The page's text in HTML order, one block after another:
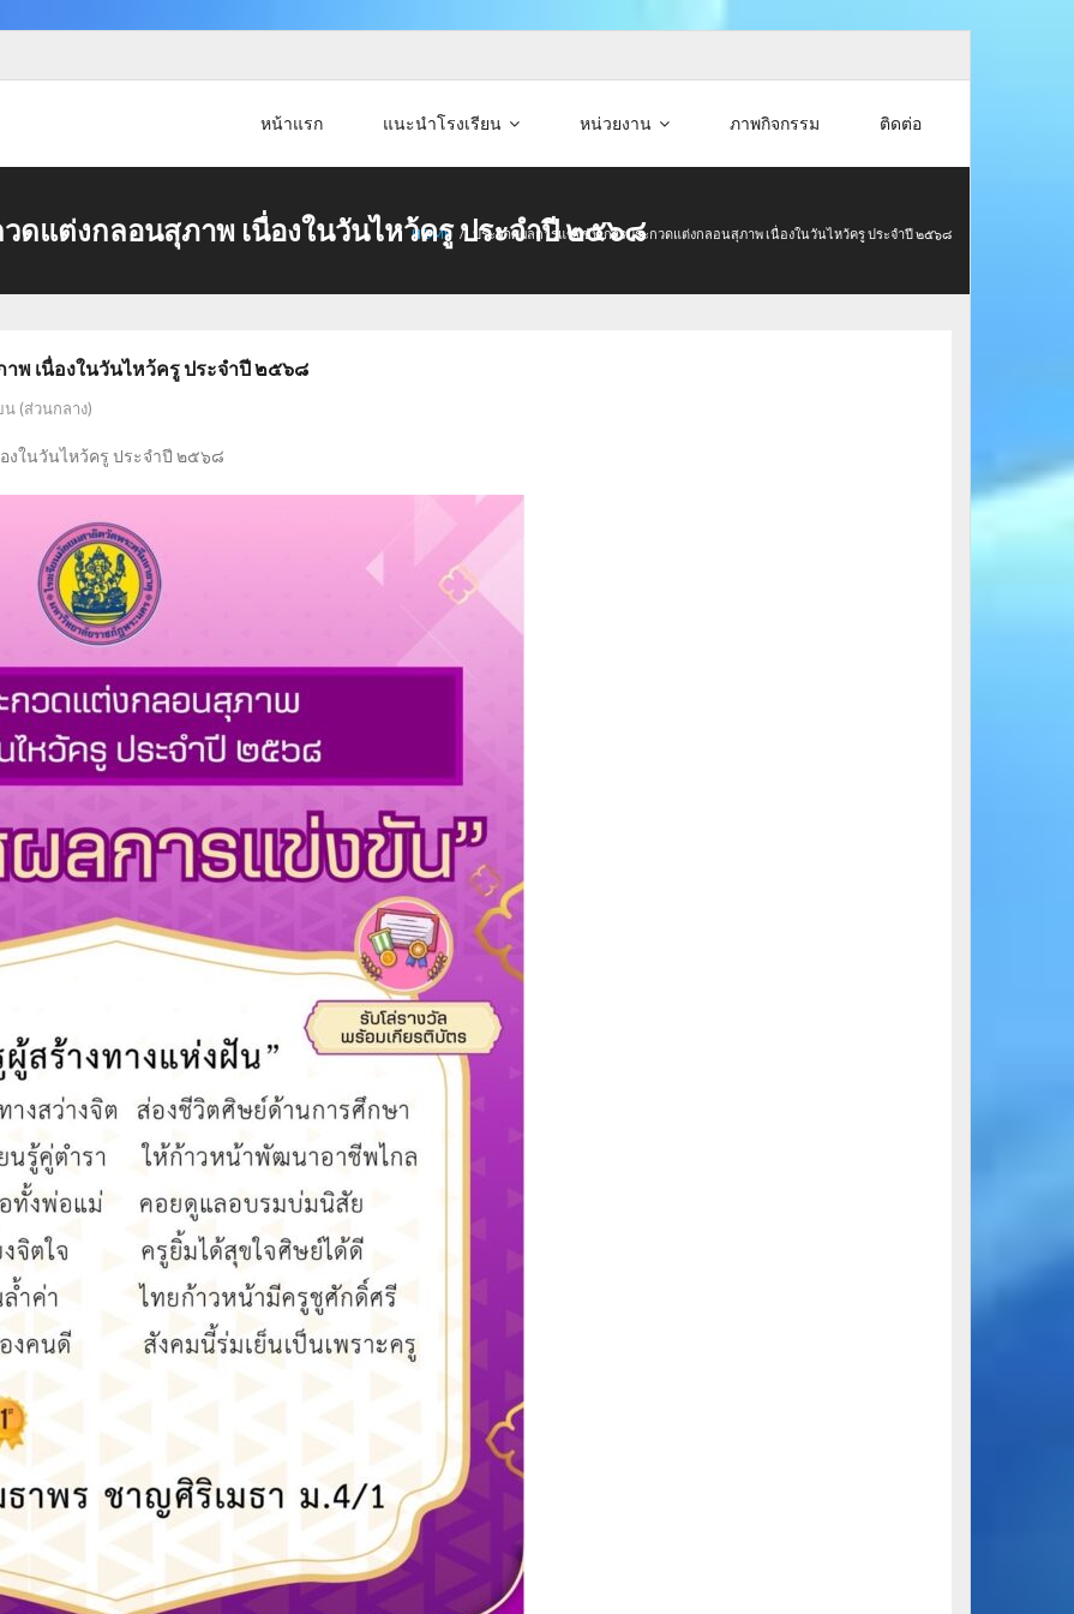
หน้าแรก
แนะนำโรงเรียน หน่วยงาน ภาพกิจกรรม ติดต่อ
HOME / ประกาศผลการแข่งขัน การประกวดแต่งกลอนสุภาพ เนื่องในวันไหว้ครู ประจำปี ๒๕๖๘
ดแต่งกลอนสุภาพ เนื่องในวันไหว้ครู ประจำปี ๒๕๖๘
พ เนื่องในวันไหว้ครู ประจำปี ๒๕๖๘
น (ส่วนกลาง)
งในวันไหว้ครู ประจำปี ๒๕๖๘